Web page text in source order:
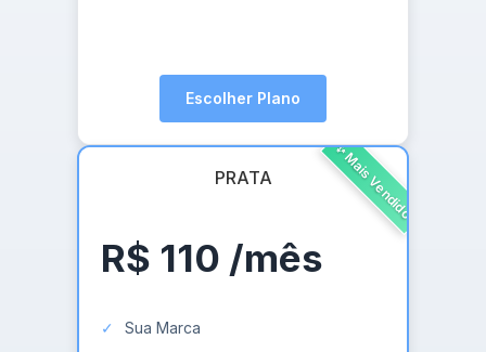
Escolher Plano
✨ Mais Vendido
PRATA
R$ 110 /mês
Sua Marca